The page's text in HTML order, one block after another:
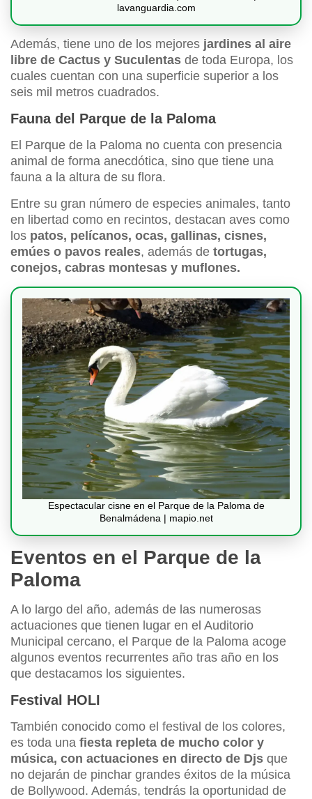
lavanguardia.com
Además, tiene uno de los mejores jardines al aire
libre de Cactus y Suculentas de toda Europa, los
cuales cuentan con una superficie superior a los
seis mil metros cuadrados.
Fauna del Parque de la Paloma
El Parque de la Paloma no cuenta con presencia
animal de forma anecdótica, sino que tiene una
fauna a la altura de su flora.
Entre su gran número de especies animales, tanto
en libertad como en recintos, destacan aves como
los patos, pelícanos, ocas, gallinas, cisnes,
emúes o pavos reales, además de tortugas,
conejos, cabras montesas y muflones.
Espectacular cisne en el Parque de la Paloma de
Benalmádena | mapio.net
Eventos en el Parque de la
Paloma
A lo largo del año, además de las numerosas
actuaciones que tienen lugar en el Auditorio
Municipal cercano, el Parque de la Paloma acoge
algunos eventos recurrentes año tras año en los
que destacamos los siguientes.
Festival HOLI
También conocido como el festival de los colores,
es toda una fiesta repleta de mucho color y
música, con actuaciones en directo de Djs que
no dejarán de pinchar grandes éxitos de la música
de Bollywood. Además, tendrás la oportunidad de